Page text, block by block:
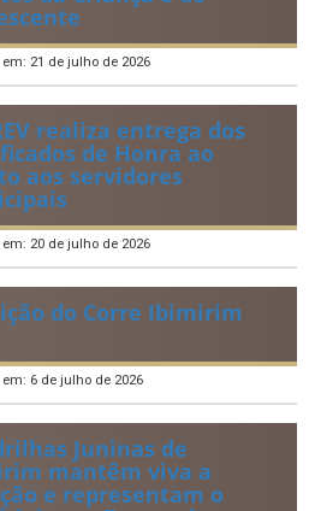
21 de julho de 2026
realiza entrega dos
de Honra ao
aos servidores
20 de julho de 2026
do Corre Ibimirim
6 de julho de 2026
Juninas de
mantêm viva a
e representam o